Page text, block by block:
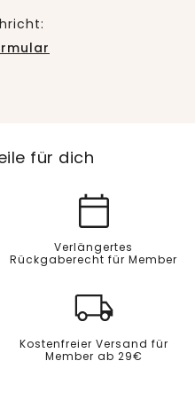
für dich
Verlängertes
Rückgaberecht für Member
Kostenfreier Versand für
Member ab 29€